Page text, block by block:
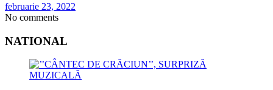
februarie 23, 2022
No comments
NATIONAL